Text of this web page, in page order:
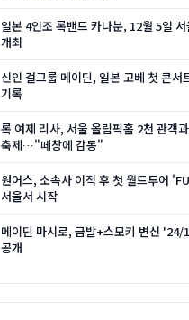
일본 4인조 록밴드 카나분, 12월 5일
개최
신인 걸그룹 메이딘, 일본 고베 첫 콘서
기록
록 여제 리사, 서울 올림픽홀 2천 관객
축제…"떼창에 감동"
원어스, 소속사 이적 후 첫 월드투어
서울서 시작
메이딘 마시로, 금발+스모키 변신 '24/
공개